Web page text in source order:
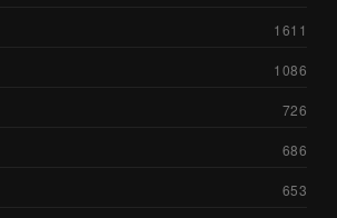
1611
1086
726
686
653